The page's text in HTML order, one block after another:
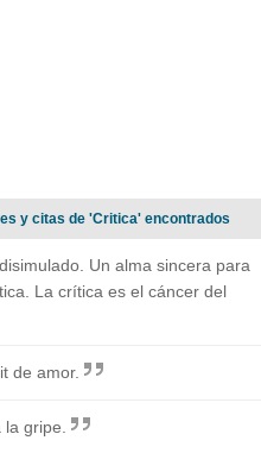
y citas de 'Critica' encontrados
Un alma sincera para
La crítica es el cáncer del
de amor.
gripe.